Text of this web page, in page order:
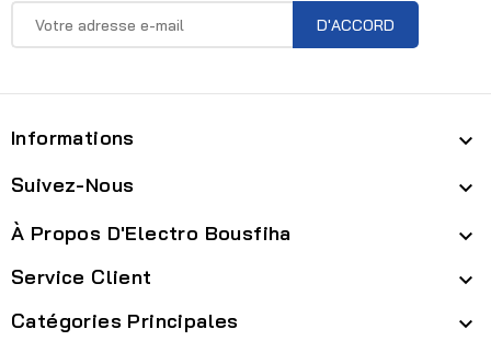
Informations 
Suivez-Nous 
À Propos D'Electro Bousfiha 
Service Client 
Catégories Principales 